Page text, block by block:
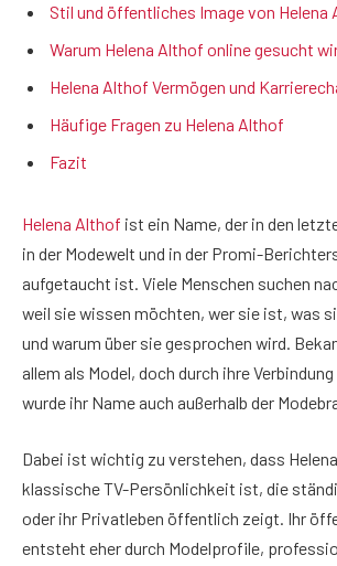
Stil und öffentliches Image von Helena
Warum Helena Althof online gesucht
Helena Althof Vermögen und
Häufige Fragen zu Helena Althof
Fazit
Helena Althof ist ein Name, der in den
in der Modewelt und in der Promi-
aufgetaucht ist. Viele Menschen suchen
weil sie wissen möchten, wer sie ist, was
und warum über sie gesprochen wird.
allem als Model, doch durch ihre
wurde ihr Name auch außerhalb der
Dabei ist wichtig zu verstehen, dass
klassische TV-Persönlichkeit ist, die
oder ihr Privatleben öffentlich zeigt. Ihr
entsteht eher durch Modelprofile,